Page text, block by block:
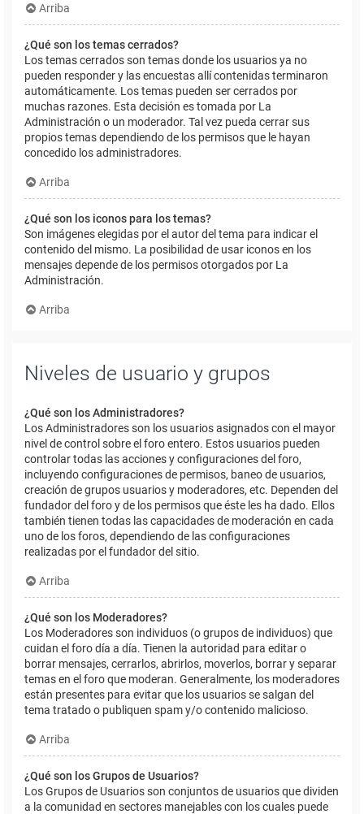
Arriba
¿Qué son los temas cerrados?
Los temas cerrados son temas donde los usuarios ya no
pueden responder y las encuestas allí contenidas terminaron
automáticamente. Los temas pueden ser cerrados por
muchas razones. Esta decisión es tomada por La
Administración o un moderador. Tal vez pueda cerrar sus
propios temas dependiendo de los permisos que le hayan
concedido los administradores.
Arriba
¿Qué son los iconos para los temas?
Son imágenes elegidas por el autor del tema para indicar el
contenido del mismo. La posibilidad de usar iconos en los
mensajes depende de los permisos otorgados por La
Administración.
Arriba
Niveles de usuario y grupos
¿Qué son los Administradores?
Los Administradores son los usuarios asignados con el mayor
nivel de control sobre el foro entero. Estos usuarios pueden
controlar todas las acciones y configuraciones del foro,
incluyendo configuraciones de permisos, baneo de usuarios,
creación de grupos usuarios y moderadores, etc. Dependen del
fundador del foro y de los permisos que éste les ha dado. Ellos
también tienen todas las capacidades de moderación en cada
uno de los foros, dependiendo de las configuraciones
realizadas por el fundador del sitio.
Arriba
¿Qué son los Moderadores?
Los Moderadores son individuos (o grupos de individuos) que
cuidan el foro día a día. Tienen la autoridad para editar o
borrar mensajes, cerrarlos, abrirlos, moverlos, borrar y separar
temas en el foro que moderan. Generalmente, los moderadores
están presentes para evitar que los usuarios se salgan del
tema tratado o publiquen spam y/o contenido malicioso.
Arriba
¿Qué son los Grupos de Usuarios?
Los Grupos de Usuarios son conjuntos de usuarios que dividen
a la comunidad en sectores manejables con los cuales puede